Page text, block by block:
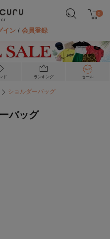
0
イン /会員登録
ド ランキング セール
ショルダーバッグ
バッグ